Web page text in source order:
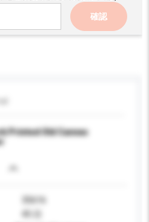
確認
Printed Old Canvas
35616
45 日